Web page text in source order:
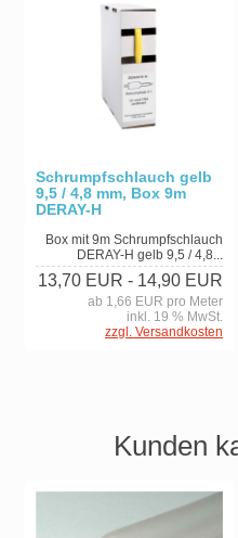
Schrumpfschlauch gelb
9,5 / 4,8 mm, Box 9m
DERAY-H
Box mit 9m Schrumpfschlauch
DERAY-H gelb 9,5 / 4,8...
13,70 EUR - 14,90 EUR
ab 1,66 EUR pro Meter
inkl. 19 % MwSt.
zzgl. Versandkosten
Kunden